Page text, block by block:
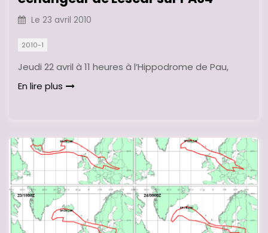
Le 23 avril 2010
2010-1
Jeudi 22 avril à 11 heures à l’Hippodrome de Pau,
En lire plus